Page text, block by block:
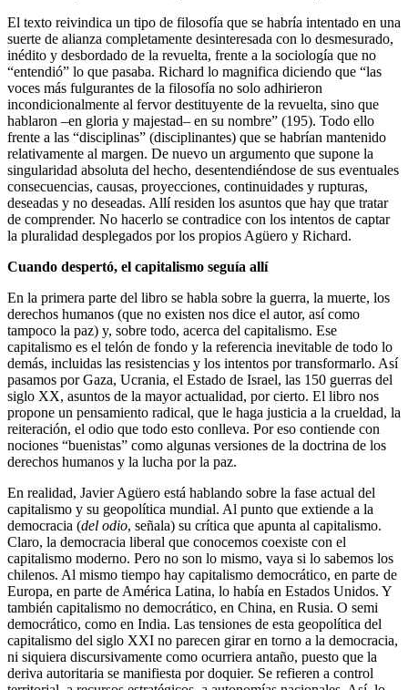
El texto reivindica un tipo de filosofía que se habría intentado en una
suerte de alianza completamente desinteresada con lo desmesurado,
inédito y desbordado de la revuelta, frente a la sociología que no
“entendió” lo que pasaba. Richard lo magnifica diciendo que “las
voces más fulgurantes de la filosofía no solo adhirieron
incondicionalmente al fervor destituyente de la revuelta, sino que
hablaron –en gloria y majestad– en su nombre” (195). Todo ello
frente a las “disciplinas” (disciplinantes) que se habrían mantenido
relativamente al margen. De nuevo un argumento que supone la
singularidad absoluta del hecho, desentendiéndose de sus eventuales
consecuencias, causas, proyecciones, continuidades y rupturas,
deseadas y no deseadas. Allí residen los asuntos que hay que tratar
de comprender. No hacerlo se contradice con los intentos de captar
la pluralidad desplegados por los propios Agüero y Richard.
Cuando despertó, el capitalismo seguía allí
En la primera parte del libro se habla sobre la guerra, la muerte, los
derechos humanos (que no existen nos dice el autor, así como
tampoco la paz) y, sobre todo, acerca del capitalismo. Ese
capitalismo es el telón de fondo y la referencia inevitable de todo lo
demás, incluidas las resistencias y los intentos por transformarlo. Así
pasamos por Gaza, Ucrania, el Estado de Israel, las 150 guerras del
siglo XX, asuntos de la mayor actualidad, por cierto. El libro nos
propone un pensamiento radical, que le haga justicia a la crueldad, la
reiteración, el odio que todo esto conlleva. Por eso contiende con
nociones “buenistas” como algunas versiones de la doctrina de los
derechos humanos y la lucha por la paz.
En realidad, Javier Agüero está hablando sobre la fase actual del
capitalismo y su geopolítica mundial. Al punto que extiende a la
democracia (del odio, señala) su crítica que apunta al capitalismo.
Claro, la democracia liberal que conocemos coexiste con el
capitalismo moderno. Pero no son lo mismo, vaya si lo sabemos los
chilenos. Al mismo tiempo hay capitalismo democrático, en parte de
Europa, en parte de América Latina, lo había en Estados Unidos. Y
también capitalismo no democrático, en China, en Rusia. O semi
democrático, como en India. Las tensiones de esta geopolítica del
capitalismo del siglo XXI no parecen girar en torno a la democracia,
ni siquiera discursivamente como ocurriera antaño, puesto que la
deriva autoritaria se manifiesta por doquier. Se refieren a control